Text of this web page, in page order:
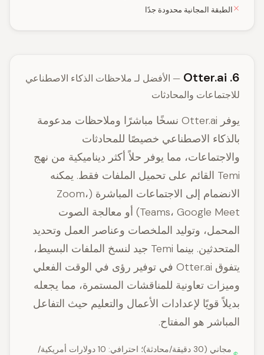
الطبقة المجانية محدودة جدًا
6. Otter.ai
— الأفضل لـ ملاحظات الذكاء الاصطناعي
للاجتماعات والمحادثات
يوفر Otter.ai نسخًا مباشرًا وملاحظات مدعومة
بالذكاء الاصطناعي خصيصًا للمحادثات
والاجتماعات، مما يوفر حلاً أكثر ديناميكية من نهج
Temi القائم على تحميل الملفات فقط. يمكنه
الانضمام إلى الاجتماعات المباشرة (Zoom،
Teams، Google Meet) أو معالجة الصوت
المحمل، وتوليد الملخصات وعناصر العمل وتحديد
المتحدثين. بينما Temi جيد لنسخ الملفات البسيط،
يتفوق Otter.ai في توفير رؤى في الوقت الفعلي
وميزات تعاونية للمناقشات المستمرة، مما يجعله
بديلاً قويًا لإعدادات الأعمال والتعليم حيث التفاعل
المباشر هو المفتاح.
مجاني (30 دقيقة/محادثة)؛ احترافي: 10 دولارات أمريكية/